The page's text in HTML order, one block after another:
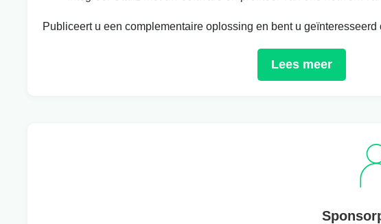
Publiceert u een complementaire oplossing en bent u geïnteresseerd
Lees meer